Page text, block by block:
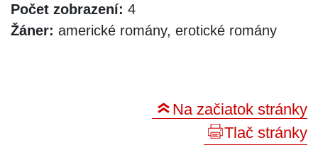
Počet zobrazení: 4
Žáner: americké romány, erotické romány
Na začiatok stránky
Tlač stránky